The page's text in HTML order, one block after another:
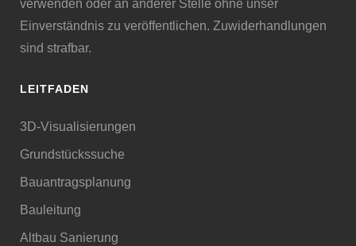
verwenden oder an anderer Stelle ohne unser
Einverständnis zu veröffentlichen. Zuwiderhandlungen
sind strafbar.
LEITFADEN
3D-Visualisierungen
Grundstückssuche
Bauantragsplanung
Bauleitung
Altbau Sanierung